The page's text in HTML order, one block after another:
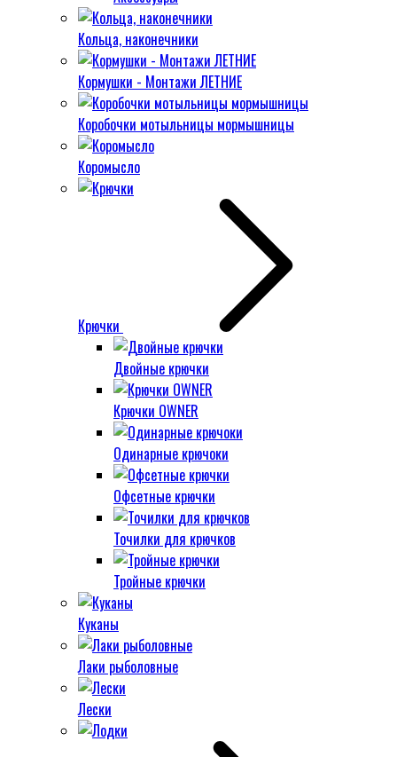
Кольца, наконечники
Кормушки - Монтажи ЛЕТНИЕ
Коробочки мотыльницы мормышницы
Коромысло
Крючки
Двойные крючки
Крючки OWNER
Одинарные крючоки
Офсетные крючки
Точилки для крючков
Тройные крючки
Куканы
Лаки рыболовные
Лески